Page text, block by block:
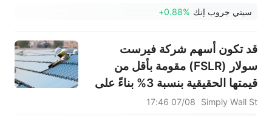
سيتي جروب إنك +0.88%
قد تكون أسهم شركة فيرست
سولار (FSLR) مقومة بأقل من
قيمتها الحقيقية بنسبة 3% بناءً على
تعريفات الأرباح والتوقعات.
Simply Wall St
07/08 17:46